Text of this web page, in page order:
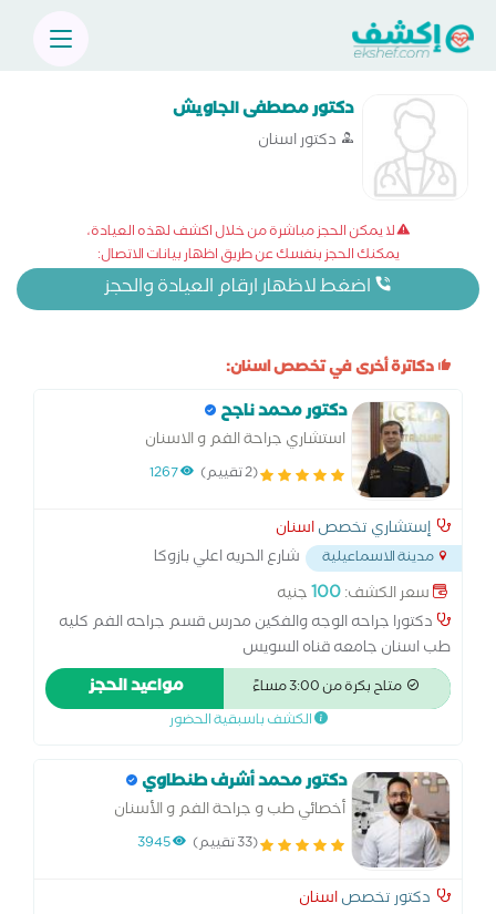
دكتور مصطفى الجاويش
دكتور اسنان
لا يمكن الحجز مباشرة من خلال اكشف لهذه العيادة،
يمكنك الحجز بنفسك عن طريق اظهار بيانات الاتصال:
اضغط لاظهار ارقام العيادة والحجز
دكاترة أخرى في تخصص اسنان:
دكتور محمد ناجح
استشاري جراحة الفم و الاسنان
(2 تقييم) 1267
إستشاري تخصصاسنان
مدينة الاسماعيلية
شارع الحريه اعلي بازوكا
الإسماعيلية...
سعر الكشف:100جنيه
دكتورا جراحه الوجه والفكين مدرس قسم جراحه الفم كليه
طب اسنان جامعه قناه السويس
متاح بكرة من 3:00 مساءً مواعيد الحجز
الكشف باسبقية الحضور
دكتور محمد أشرف طنطاوي
أخصائي طب و جراحة الفم و الأسنان
(33 تقييم) 3945
دكتور تخصصاسنان